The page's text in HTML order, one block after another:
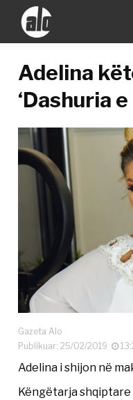
Adelina
‘Dashuria
Gazeta Alo
Publikuar: 25/02/2019
Adelina i shijon në
Këngëtarja shqiptare